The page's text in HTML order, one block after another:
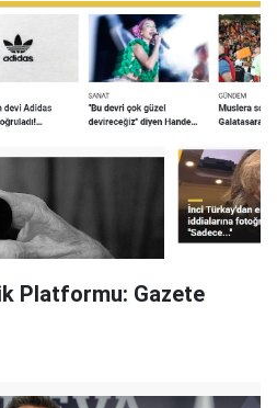
Platformu: Gazete